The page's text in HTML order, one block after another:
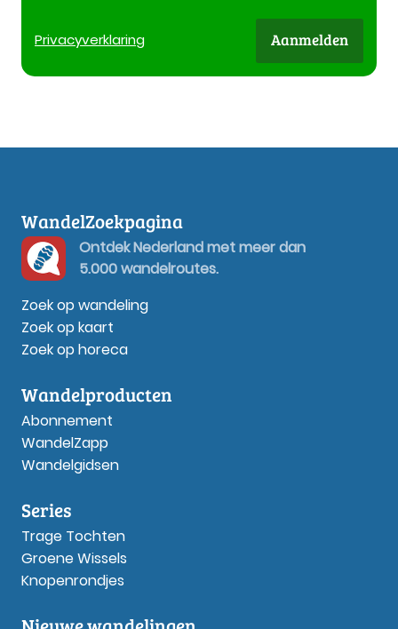
Privacyverklaring Aanmelden
WandelZoekpagina
Ontdek Nederland met meer dan
5.000 wandelroutes.
Zoek op wandeling
Zoek op kaart
Zoek op horeca
Wandelproducten
Abonnement
WandelZapp
Wandelgidsen
Series
Trage Tochten
Groene Wissels
Knopenrondjes